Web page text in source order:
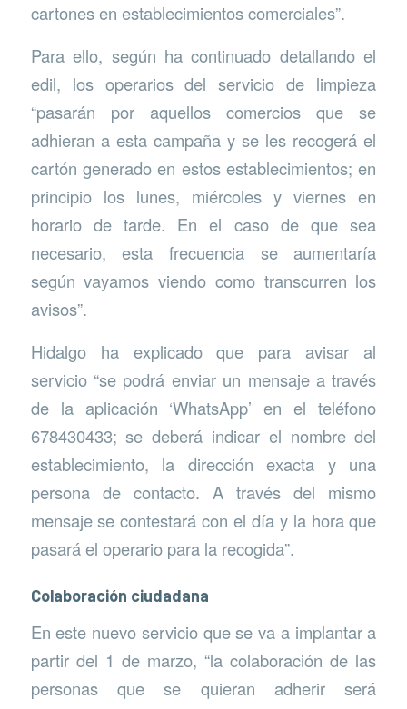
cartones en establecimientos comerciales”.
Para ello, según ha continuado detallando el
edil, los operarios del servicio de limpieza
“pasarán por aquellos comercios que se
adhieran a esta campaña y se les recogerá el
cartón generado en estos establecimientos; en
principio los lunes, miércoles y viernes en
horario de tarde. En el caso de que sea
necesario, esta frecuencia se aumentaría
según vayamos viendo como transcurren los
avisos”.
Hidalgo ha explicado que para avisar al
servicio “se podrá enviar un mensaje a través
de la aplicación ‘WhatsApp’ en el teléfono
678430433; se deberá indicar el nombre del
establecimiento, la dirección exacta y una
persona de contacto. A través del mismo
mensaje se contestará con el día y la hora que
pasará el operario para la recogida”.
Colaboración ciudadana
En este nuevo servicio que se va a implantar a
partir del 1 de marzo, “la colaboración de las
personas que se quieran adherir será